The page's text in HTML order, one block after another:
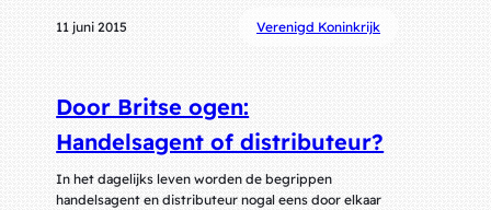
11 juni 2015 Verenigd Koninkrijk
Door Britse ogen:
Handelsagent of distributeur?
In het dagelijks leven worden de begrippen
handelsagent en distributeur nogal eens door elkaar